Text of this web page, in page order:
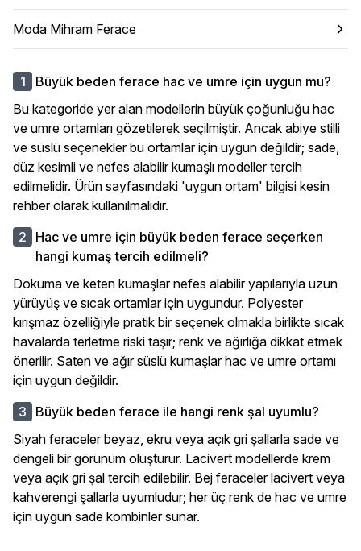
Moda Mihram Ferace
Büyük beden ferace hac ve umre için uygun mu?
Bu kategoride yer alan modellerin büyük çoğunluğu hac
ve umre ortamları gözetilerek seçilmiştir. Ancak abiye stilli
ve süslü seçenekler bu ortamlar için uygun değildir; sade,
düz kesimli ve nefes alabilir kumaşlı modeller tercih
edilmelidir. Ürün sayfasındaki 'uygun ortam' bilgisi kesin
rehber olarak kullanılmalıdır.
Hac ve umre için büyük beden ferace seçerken
hangi kumaş tercih edilmeli?
Dokuma ve keten kumaşlar nefes alabilir yapılarıyla uzun
yürüyüş ve sıcak ortamlar için uygundur. Polyester
kırışmaz özelliğiyle pratik bir seçenek olmakla birlikte sıcak
havalarda terletme riski taşır; renk ve ağırlığa dikkat etmek
önerilir. Saten ve ağır süslü kumaşlar hac ve umre ortamı
için uygun değildir.
Büyük beden ferace ile hangi renk şal uyumlu?
Siyah feraceler beyaz, ekru veya açık gri şallarla sade ve
dengeli bir görünüm oluşturur. Lacivert modellerde krem
veya açık gri şal tercih edilebilir. Bej feraceler lacivert veya
kahverengi şallarla uyumludur; her üç renk de hac ve umre
için uygun sade kombinler sunar.